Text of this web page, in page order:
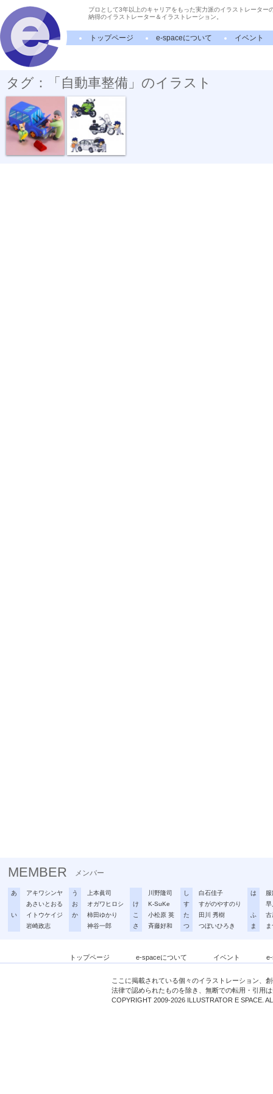
プロとして3年以上のキャリアをもった実力派のイラストレーター
納得のイラストレーター＆イラストレーション。
トップページ e-spaceについて イベント
タグ：「自動車整備」のイラスト
メンテナンス 専門学校パン...
MEMBER メンバー
あ
アキワシンヤ
あさいとおる
い
イトウケイジ
岩崎政志
う
上本眞司
お
オガワヒロシ
か
柿田ゆかり
神谷一郎
川野隆司
け
K-SuKe
こ
小松原 英
さ
斉藤好和
し
白石佳子
す
すがのやすのり
た
田川 秀樹
つ
つぼいひろき
は
早
ふ
古
ま
トップページ e-spaceについて イベント
ここに掲載されている個々のイラストレーション、
法律で認められたものを除き、無断での転用・引用
COPYRIGHT 2009-2026 ILLUSTRATOR E SPACE.